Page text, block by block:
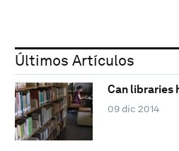
Últimos Artículos
Can libraries
09 dic 2014